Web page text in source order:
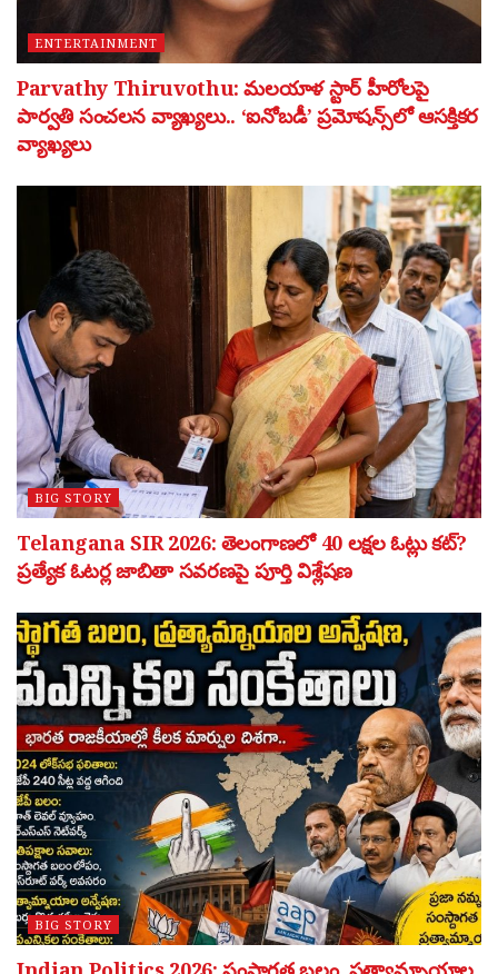
ENTERTAINMENT
Parvathy Thiruvothu: మలయాళ స్టార్ హీరోలపై
పార్వతి సంచలన వ్యాఖ్యలు.. ‘ఐనోబడీ’ ప్రమోషన్స్‌లో ఆసక్తికర
వ్యాఖ్యలు
BIG STORY
Telangana SIR 2026: తెలంగాణలో 40 లక్షల ఓట్లు కట్?
ప్రత్యేక ఓటర్ల జాబితా సవరణపై పూర్తి విశ్లేషణ
BIG STORY